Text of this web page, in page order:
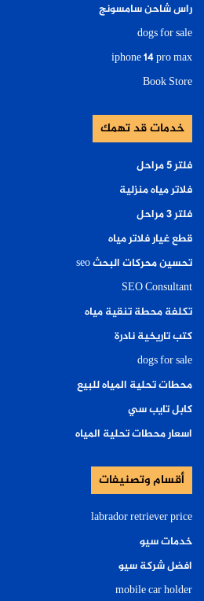
راس شاحن سامسونج
dogs for sale
iphone 14 pro max
Book Store
خدمات قد تهمك
فلتر ٥ مراحل
فلاتر مياه منزلية
فلتر ٣ مراحل
قطع غيار فلاتر مياه
تحسين محركات البحث seo
SEO Consultant
تكلفة محطة تنقية مياه
كتب تاريخية نادرة
dogs for sale
محطات تحلية المياه للبيع
كابل تايب سي
اسعار محطات تحلية المياه
أقسام وتصنيفات
labrador retriever price
خدمات سيو
افضل شركة سيو
mobile car holder